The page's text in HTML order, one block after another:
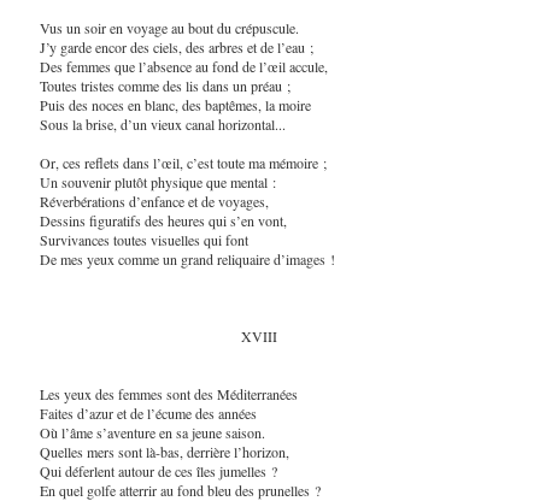
Vus un soir en voyage au bout du crépuscule.
J’y garde encor des ciels, des arbres et de l’eau ;
Des femmes que l’absence au fond de l’œil accule,
Toutes tristes comme des lis dans un préau ;
Puis des noces en blanc, des baptêmes, la moire
Sous la brise, d’un vieux canal horizontal...
Or, ces reflets dans l’œil, c’est toute ma mémoire ;
Un souvenir plutôt physique que mental :
Réverbérations d’enfance et de voyages,
Dessins figuratifs des heures qui s’en vont,
Survivances toutes visuelles qui font
De mes yeux comme un grand reliquaire d’images !
XVIII
Les yeux des femmes sont des Méditerranées
Faites d’azur et de l’écume des années
Où l’âme s’aventure en sa jeune saison.
Quelles mers sont là-bas, derrière l’horizon,
Qui déferlent autour de ces îles jumelles ?
En quel golfe atterrir au fond bleu des prunelles ?